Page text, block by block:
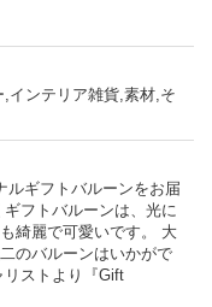
インテリア雑貨,素材,そ
ルギフトバルーンをお届
フトバルーンは、光に
綺麗で可愛いです。 大
のバルーンはいかがで
ストより『Gift